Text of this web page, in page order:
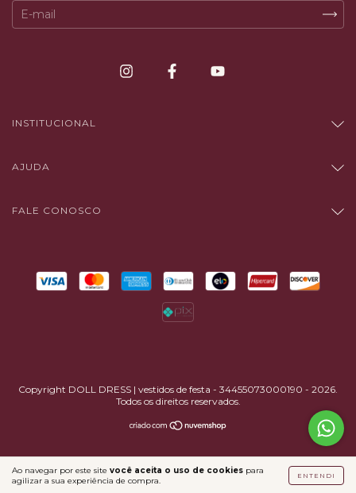
Ao navegar por este site você aceita o uso de cookies para
agilizar a sua experiência de compra.
ENTENDI
INSTITUCIONAL
AJUDA
FALE CONOSCO
Copyright DOLL DRESS | vestidos de festa - 34455073000190 - 2026.
Todos os direitos reservados.